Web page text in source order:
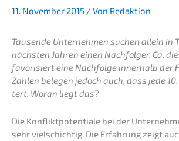
11. November 2015 / Von Redaktion
Tausen­de Unter­neh­men suchen allein in
nächs­ten Jahren einen Nachfol­ger. Ca.
favori­siert eine Nachfol­ge inner­halb der
Zahlen belegen jedoch auch, dass jede
tert. Woran liegt das?
Die Konflikt­po­ten­tia­le bei der
sehr vielschich­tig. Die Erfah­rung zeigt